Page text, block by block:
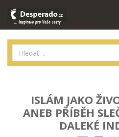
ISLÁM JAKO
ANEB PŘÍBĚH
DALEKÉ